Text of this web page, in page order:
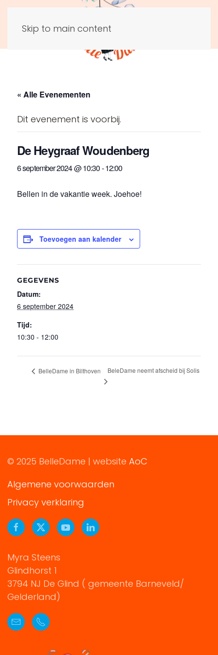
Skip to main content
« Alle Evenementen
Dit evenement is voorbij.
De Heygraaf Woudenberg
6 september 2024 @ 10:30-12:00
Bellen in de vakantie week. Joehoe!
Toevoegen aan kalender
GEGEVENS
Datum:
6 september 2024
Tijd:
10:30 - 12:00
BelleDame in Bilthoven BeleDame neemt afscheid bij Solis
© 2025 BelleDame | website AoC
Algemene voorwaarden
Privacy verklaring
Myra Steens
Glindhorst 1
3794 NJ De Glind ( gemeente Barneveld/
Gelderland)